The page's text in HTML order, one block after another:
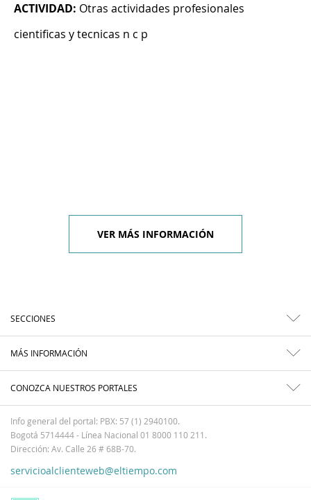
ACTIVIDAD: Otras actividades profesionales
cientificas y tecnicas n c p
VER MÁS INFORMACIÓN
SECCIONES
MÁS INFORMACIÓN
CONOZCA NUESTROS PORTALES
Info general del portal: PBX: 57 (1) 2940100.
Bogotá 5714444 - Línea Nacional 01 8000 110 211.
Dirección: Av. Calle 26 # 68B-70.
servicioalclienteweb@eltiempo.com